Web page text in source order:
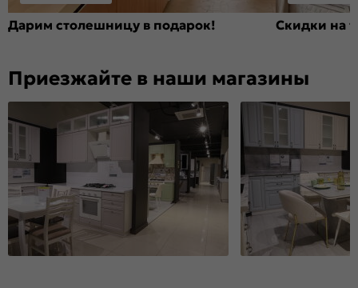
Дарим столешницу в подарок! Скидки на
Приезжайте в наши магазины